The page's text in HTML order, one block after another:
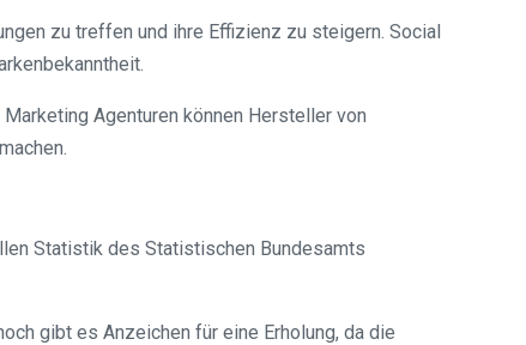
zu treffen und ihre Effizienz zu steigern. Social
Agenturen können Hersteller von
Statistik des Statistischen Bundesamts
gibt es Anzeichen für eine Erholung, da die